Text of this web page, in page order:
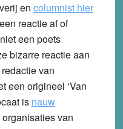
en columnist hier
reactie af of
een poets
bizarre reactie aan
van
een origineel ‘Van
is nauw
van